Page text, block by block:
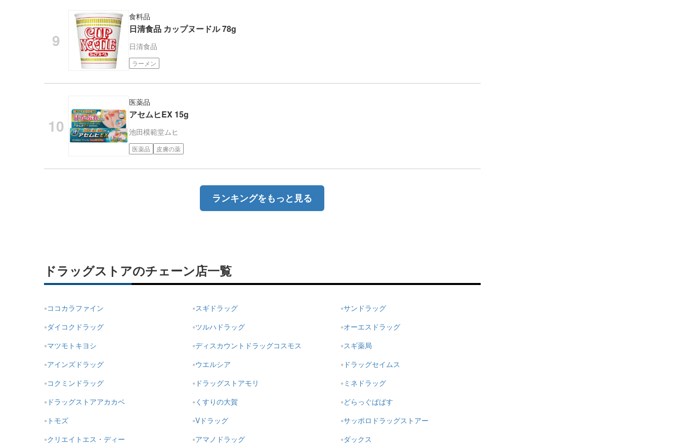
食料品
日清食品 カップヌードル 78g
日清食品
ラーメン
医薬品
アセムヒEX 15g
池田模範堂ムヒ
医薬品 皮膚の薬
ランキングをもっと見る
ドラッグストアのチェーン店一覧
ココカラファイン スギドラッグ
サンドラッグ
ダイコクドラッグ
ツルハドラッグ
オーエスドラッグ
マツモトキヨシ
ディスカウントドラッグコスモス
スギ薬局
アインズドラッグ
ウエルシア
ドラッグセイムス
コクミンドラッグ
ドラッグストアモリ
ミネドラッグ
ドラッグストアアカカベ
くすりの大賀
どらっぐぱぱす
トモズ
Vドラッグ
サッポロドラッグストアー
クリエイトエス・ディー
アマノドラッグ
ダックス